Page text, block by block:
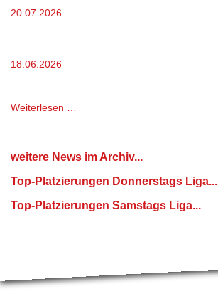
20.07.2026
18.06.2026
Weiterlesen …
weitere News im Archiv...
Top-Platzierungen Donnerstags Liga...
Top-Platzierungen Samstags Liga...